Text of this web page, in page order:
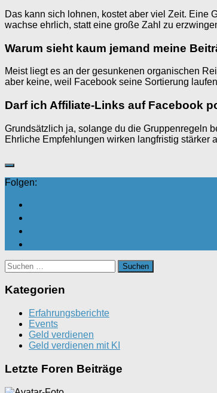
Das kann sich lohnen, kostet aber viel Zeit. Eine
wachse ehrlich, statt eine große Zahl zu
Warum sieht kaum jemand meine
Meist liegt es an der gesunkenen organischen
aber keine, weil Facebook seine Sortierung
Darf ich Affiliate-Links auf Facebook
Grundsätzlich ja, solange du die Gruppenregeln
Ehrliche Empfehlungen wirken langfristig stärker
Folgen:
Suchen
nach:
Kategorien
Erfahrungsberichte
Events
Geld verdienen
Geld verdienen mit KI
Letzte Foren Beiträge